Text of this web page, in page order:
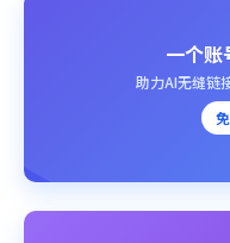
一个账
助力AI无缝链